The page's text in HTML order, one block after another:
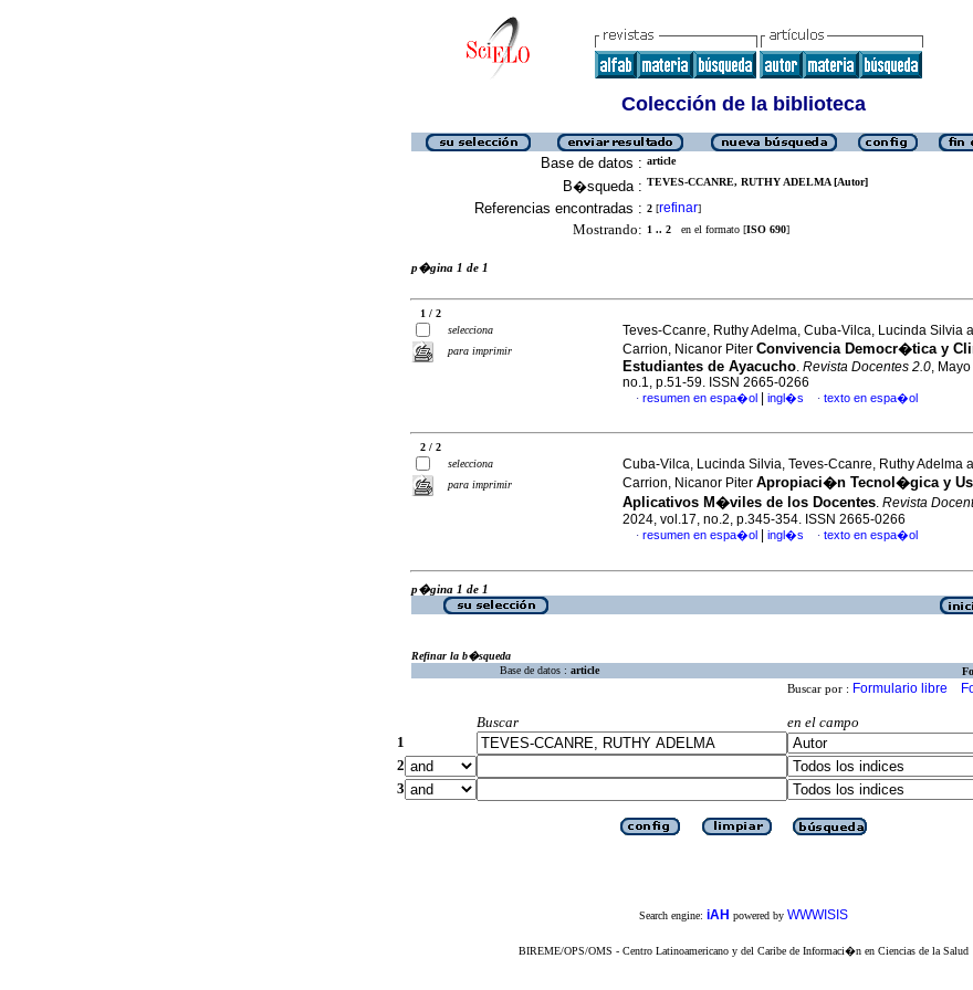
Colección de la biblioteca
Base de datos : article
B�squeda : TEVES-CCANRE, RUTHY ADELMA [Autor]
Referencias encontradas : 2 [refinar]
Mostrando: 1 .. 2 en el formato [ISO 690]
p�gina 1 de 1
1 / 2
selecciona
para imprimir
Teves-Ccanre, Ruthy Adelma, Cuba-Vilca, Lucinda Silvia
Carrion, Nicanor Piter Convivencia Democr�tica y
Estudiantes de Ayacucho. Revista Docentes 2.0,
no.1, p.51-59. ISSN 2665-0266
· resumen en espa�ol ingl�s · texto en espa�ol
2 / 2
selecciona
para imprimir
Cuba-Vilca, Lucinda Silvia, Teves-Ccanre, Ruthy Adelma
Carrion, Nicanor Piter Apropiaci�n Tecnol�gica y
Aplicativos M�viles de los Docentes. Revista
2024, vol.17, no.2, p.345-354. ISSN 2665-0266
· resumen en espa�ol ingl�s · texto en espa�ol
p�gina 1 de 1
Refinar la b�squeda
Base de datos : article
Buscar por : Formulario libre
Buscar
en el campo
1
2
3
Search engine: iAH powered by WWWISIS
BIREME/OPS/OMS - Centro Latinoamericano y del Caribe de Informaci�n en Ciencias de la Salud